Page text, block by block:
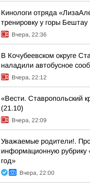
Кинологи отряда
тренировку у горы Бештау
Вчера, 22:36
В Кочубеевском округе
наладили автобусное
Вчера, 22:12
«Вести. Ставропольский
(21.10)
Вчера, 22:09
Уважаемые родители!.
информационную
год»
Вчера, 22:00